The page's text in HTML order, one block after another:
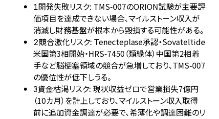
1開発失敗リスク: TMS-007のORION試験が主要評
価項目を達成できない場合、マイルストーン収入が
消滅し財務基盤が根本から毀損する可能性がある。
2競合激化リスク: Tenecteplase承認・Sovateltide
米国第3相開始・HRS-7450（類縁体）中国第2相着
手など脳梗塞領域の競合が急増しており、TMS-007
の優位性が低下しうる。
3資金枯渇リスク: 現状収益ゼロで営業損失7億円
（10カ月）を計上しており、マイルストーン収入取得
前に追加資金調達が必要で、希薄化や調達困難のリ